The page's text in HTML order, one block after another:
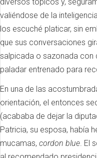
valiéndose de la
los escuché platicar, sin
que sus conversaciones
salpicada o sazonada con
paladar entrenado para
En una de las
orientación, el entonces
(acababa de dejar la
Patricia, su esposa, había
mucamas, cordon blue El